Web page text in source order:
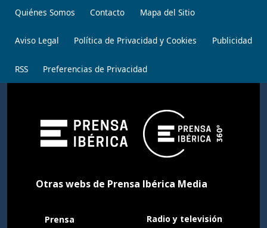
Quiénes Somos Contacto Mapa del Sitio
Aviso Legal Política de Privacidad y Cookies Publicidad
RSS Preferencias de Privacidad
Otras webs de Prensa Ibérica Media
Prensa Radio y televisión